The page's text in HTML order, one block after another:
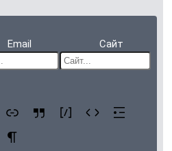
Email Сайт